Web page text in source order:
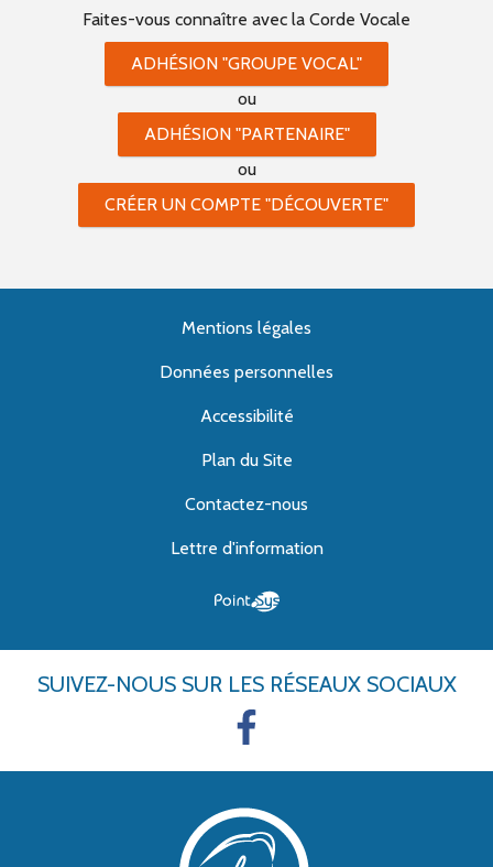
Faites-vous connaître avec la Corde Vocale
ADHÉSION "GROUPE VOCAL"
ou
ADHÉSION "PARTENAIRE"
ou
CRÉER UN COMPTE "DÉCOUVERTE"
Mentions légales
Données personnelles
Accessibilité
Plan du Site
Contactez-nous
Lettre d'information
SUIVEZ-NOUS SUR LES RÉSEAUX SOCIAUX